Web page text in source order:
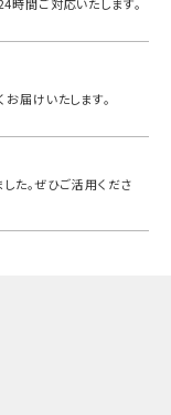
お届けいたします。
た。ぜひご活用くださ